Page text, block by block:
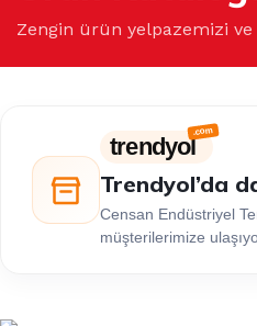
Zengin ürün yelpazemizi
trendyol
Trendyol’da
Censan Endüstriyel
müşterilerimize